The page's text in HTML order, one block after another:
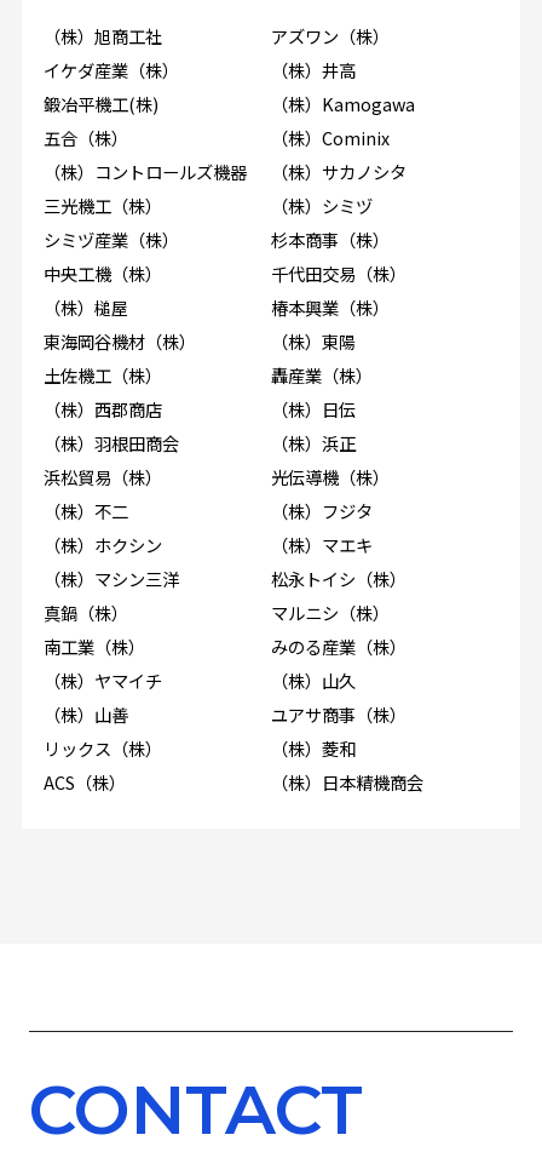
（株）旭商工社
アズワン（株）
イケダ産業（株）
（株）井高
鍛冶平機工(株)
（株）Kamogawa
五合（株）
（株）Cominix
（株）コントロールズ機器
（株）サカノシタ
三光機工（株）
（株）シミヅ
シミヅ産業（株）
杉本商事（株）
中央工機（株）
千代田交易（株）
（株）槌屋
椿本興業（株）
東海岡谷機材（株）
（株）東陽
土佐機工（株）
轟産業（株）
（株）西郡商店
（株）日伝
（株）羽根田商会
（株）浜正
浜松貿易（株）
光伝導機（株）
（株）不二
（株）フジタ
（株）ホクシン
（株）マエキ
（株）マシン三洋
松永トイシ（株）
真鍋（株）
マルニシ（株）
南工業（株）
みのる産業（株）
（株）ヤマイチ
（株）山久
（株）山善
ユアサ商事（株）
リックス（株）
（株）菱和
ACS（株）
（株）日本精機商会
CONTACT